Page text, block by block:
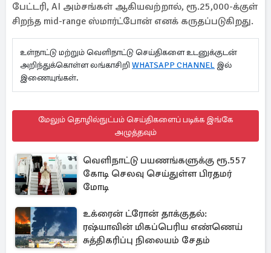
பேட்டரி, AI அம்சங்கள் ஆகியவற்றால், ரூ.25,000-க்குள்
சிறந்த mid-range ஸ்மார்ட்போன் எனக் கருதப்படுகிறது.
உள்நாட்டு மற்றும் வெளிநாட்டு செய்திகளை உடனுக்குடன்
அறிந்துக்கொள்ள லங்காசிறி WHATSAPP CHANNEL இல்
இணையுங்கள்.
மேலும் தொழில்நுட்பம் செய்திகளைப் படிக்க இங்கே
அழுத்தவும்
வெளிநாட்டு பயணங்களுக்கு ரூ.557
கோடி செலவு செய்துள்ள பிரதமர்
மோடி
உக்ரைன் ட்ரோன் தாக்குதல்:
ரஷ்யாவின் மிகப்பெரிய எண்ணெய்
சுத்திகரிப்பு நிலையம் சேதம்